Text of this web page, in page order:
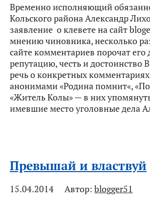
Временно исполняющий
Кольского района Александр
заявление о клевете на сайт
мнению чиновника, несколько
сайте комментариев порочат его
репутацию, честь и достоинство
речь о конкретных
анонимами «Родина помнит«,
«Житель Колы» — в них
имевшие место уголовные дела
Превышай и властвуй
15.04.2014 Автор: blogger51